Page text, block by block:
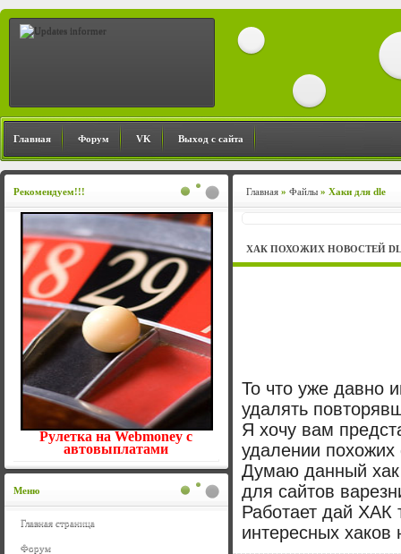
Главная Форум VK Выход с сайта
Главная » Файлы » Хаки для dle
ХАК ПОХОЖИХ НОВОСТЕЙ
То что уже давно
удалять
Я хочу вам
удалении
Думаю данный хак
для сайтов
Работает дай ХАК
интересных хаков
Рекомендуем!!!
Рулетка на Webmoney с
автовыплатами
Меню
Главная страница
Форум